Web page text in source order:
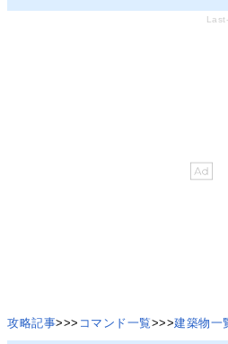
攻略記事>>> コマンド一覧>>>建築物一